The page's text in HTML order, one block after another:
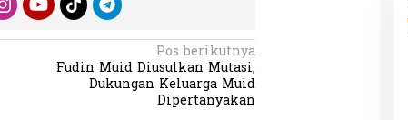
Pos berikutnya
Fudin Muid Diusulkan Mutasi,
Dukungan Keluarga Muid
Dipertanyakan